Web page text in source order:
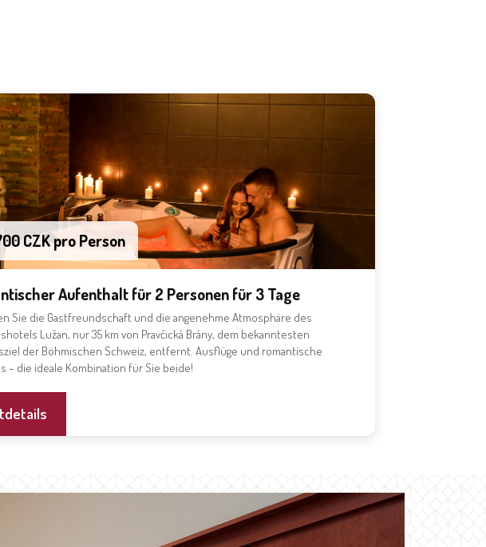
Aufenthalt für 2 Personen für 3 Tage
Sie die Gastfreundschaft und die angenehme Atmosphäre des
Lužan, nur 35 km von Pravčická Brány, dem bekanntesten
der Böhmischen Schweiz, entfernt. Ausflüge und romantische
– die ideale Kombination für Sie beide!
CZK pro Person